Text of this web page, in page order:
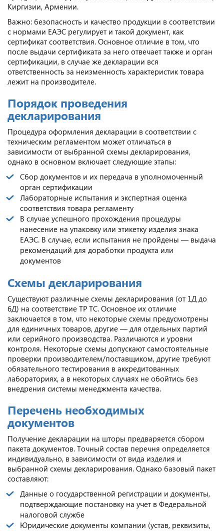
Киргизии, Армении.
Важно: безопасность и качество продукции в соответствии
с нормами ЕАЭС регулирует и такой документ, как
сертификат соответствия. Основное отличие в том, что
после выдачи сертификата за него отвечает также и орган
сертификации, в случае же декларации вся
ответственность за неизменность характеристик товара
лежит на производителе.
Порядок проведения
декларирования
Процедура оформления декларации в соответствии с
техническим регламентом может отличаться в
зависимости от выбранной схемы декларирования,
однако в основном включает следующие этапы:
Сбор документов и их передача в уполномоченный
орган сертификации
Лабораторные испытания и экспертная оценка
соответствия товара регламенту
В случае успешного прохождения процедуры
нанесение на упаковку или этикетку изделия знака
ЕАЭС. В случае, если испытания не пройдены — выдача
рекомендаций для доработки продукта или
документов
Схемы декларирования
Существуют различные схемы декларирования (от 1Д до
6Д) на соответствие ТР ТС. Основное их отличие
заключается в том, что некоторые схемы предусмотрены
для единичных товаров, другие — для отдельных партий
или серийного производства. Различаются и уровни
контроля. Некоторые схемы допускают самостоятельные
проверки производителем/поставщиком, другие требуют
обязательного тестирования в аккредитованных
лабораториях, а в некоторых случаях не обойтись без
внедрения системы менеджмента качества.
Перечень необходимых
документов
Получение декларации на шторы предваряется сбором
пакета документов. Точный состав перечня определяется
индивидуально, в зависимости от вида изделия и
выбранной схемы декларирования. Однако базовый пакет
составляют:
Данные о государственной регистрации и документы,
подтверждающие постановку на учет в Федеральной
налоговой службе
Юридические документы компании (устав, реквизиты,